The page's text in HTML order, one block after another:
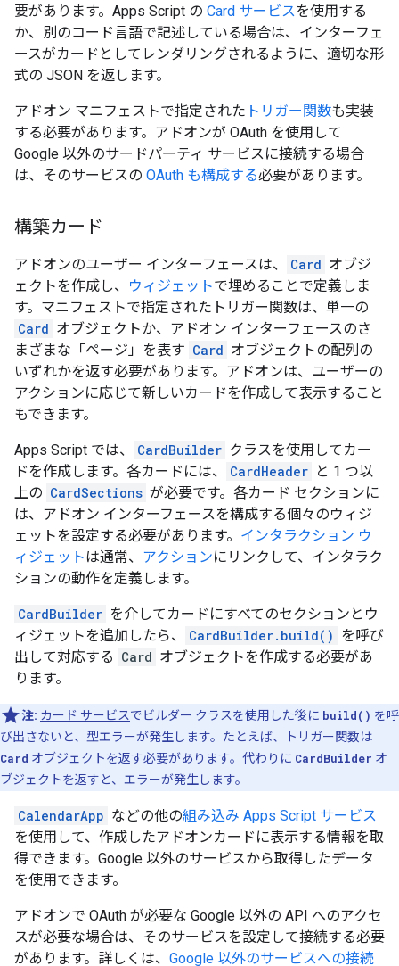
要があります。Apps Script の Card サービスを使用する
か、別のコード言語で記述している場合は、インターフェ
ースがカードとしてレンダリングされるように、適切な形
式の JSON を返します。
アドオン マニフェストで指定された トリガー関数も実装
する必要があります。アドオンが OAuth を使用して
Google 以外のサードパーティ サービスに接続する場合
は、そのサービスの OAuth も構成する必要があります。
構築カード
アドオンのユーザー インターフェースは、 Card オブジ
ェクトを作成し、
ウィジェットで埋めることで定義しま
す。マニフェストで指定されたトリガー関数は、単一の
Card オブジェクトか、アドオン インターフェースのさ
まざまな「ページ」を表す Card オブジェクトの配列の
いずれかを返す必要があります。アドオンは、ユーザーの
アクションに応じて新しいカードを作成して表示すること
もできます。
Apps Script では、 CardBuilder クラスを使用してカー
ドを作成します。各カードには、
CardHeader と 1 つ以
上の CardSections が必要です。各カード セクションに
は、アドオン インターフェースを構成する個々のウィジ
ェットを設定する必要があります。 インタラクション ウ
ィジェットは通常、 アクションにリンクして、インタラク
ションの動作を定義します。
CardBuilder を介してカードにすべてのセクションとウ
ィジェットを追加したら、
CardBuilder.build() を呼び
出して対応する Card オブジェクトを作成する必要があ
ります。
注: カード サービスでビルダー クラスを使用した後に build() を呼
び出さないと、型エラーが発生します。たとえば、トリガー関数は
Card オブジェクトを返す必要があります。代わりに CardBuilder オ
ブジェクトを返すと、エラーが発生します。
CalendarApp などの他の組み込み Apps Script サービス
を使用して、作成したアドオンカードに表示する情報を取
得できます。Google 以外のサービスから取得したデータ
を使用できます。
アドオンで OAuth が必要な Google 以外の API へのアクセ
スが必要な場合は、そのサービスを設定して接続する必要
があります。詳しくは、 Google 以外のサービスへの接続